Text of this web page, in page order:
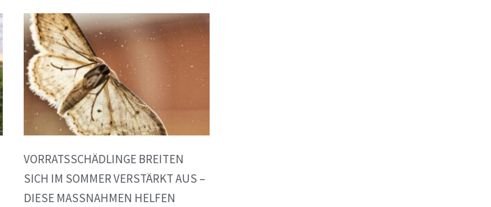
VORRATSSCHÄDLINGE BREITEN
SICH IM SOMMER VERSTÄRKT AUS –
DIESE MASSNAHMEN HELFEN